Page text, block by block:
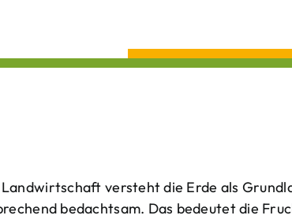
versteht die Erde als
bedachtsam. Das bedeutet die